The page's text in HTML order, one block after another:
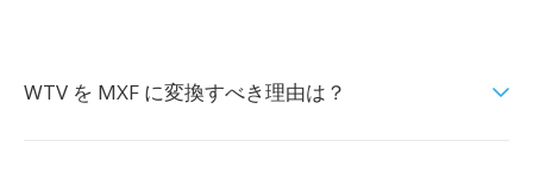
WTV を MXF に変換すべき理由は？